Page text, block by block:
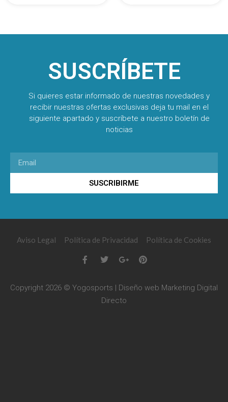
SUSCRÍBETE
Si quieres estar informado de nuestras novedades y
recibir nuestras ofertas exclusivas deja tu mail en el
siguiente apartado y suscríbete a nuestro boletín de
noticias
SUSCRIBIRME
Aviso Legal Política de Privacidad Política de Cookies
Copyright 2026 © Yogosports | Diseño web Marketing Digital
Directo